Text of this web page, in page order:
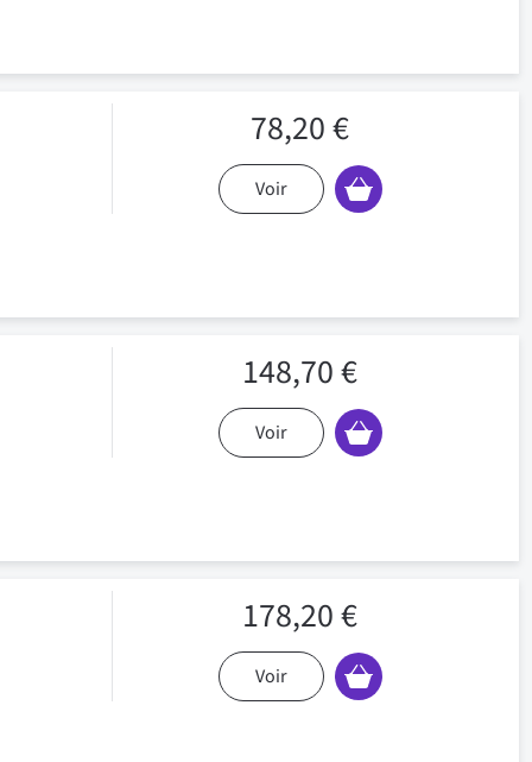
78,20 €
Voir
148,70 €
Voir
178,20 €
Voir